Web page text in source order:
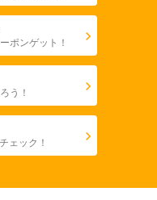
ポンゲット！
う！
ェック！